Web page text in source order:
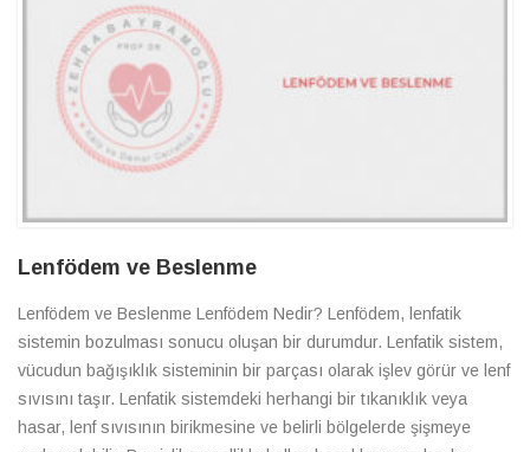
Lenfödem ve Beslenme
Lenfödem ve Beslenme Lenfödem Nedir? Lenfödem, lenfatik
sistemin bozulması sonucu oluşan bir durumdur. Lenfatik sistem,
vücudun bağışıklık sisteminin bir parçası olarak işlev görür ve lenf
sıvısını taşır. Lenfatik sistemdeki herhangi bir tıkanıklık veya
hasar, lenf sıvısının birikmesine ve belirli bölgelerde şişmeye